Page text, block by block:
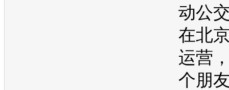
动公
在北
运营
个朋